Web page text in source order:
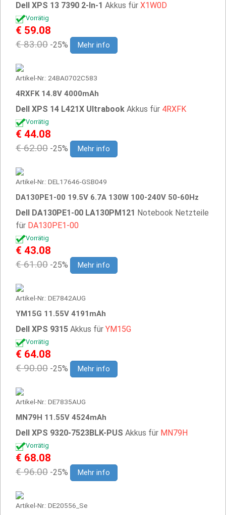
Dell XPS 13 7390 2-In-1 Akkus für X1W0D
Vorrätig
€ 59.08
€ 83.00 -25% Mehr info
Artikel-Nr.: 24BA0702C583
4RXFK 14.8V 4000mAh
Dell XPS 14 L421X Ultrabook Akkus für 4RXFK
Vorrätig
€ 44.08
€ 62.00 -25% Mehr info
Artikel-Nr.: DEL17646-GSB049
DA130PE1-00 19.5V 6.7A 130W 100-240V 50-60Hz
Dell DA130PE1-00 LA130PM121 Notebook Netzteile
für DA130PE1-00
Vorrätig
€ 43.08
€ 61.00 -25% Mehr info
Artikel-Nr.: DE7842AUG
YM15G 11.55V 4191mAh
Dell XPS 9315 Akkus für YM15G
Vorrätig
€ 64.08
€ 90.00 -25% Mehr info
Artikel-Nr.: DE7835AUG
MN79H 11.55V 4524mAh
Dell XPS 9320-7523BLK-PUS Akkus für MN79H
Vorrätig
€ 68.08
€ 96.00 -25% Mehr info
Artikel-Nr.: DE20556_Se